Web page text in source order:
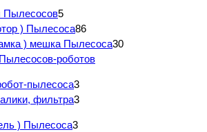
Пылесосов5
) Пылесоса86
) мешка Пылесоса30
роботов
пылесоса3
фильтра3
) Пылесоса3